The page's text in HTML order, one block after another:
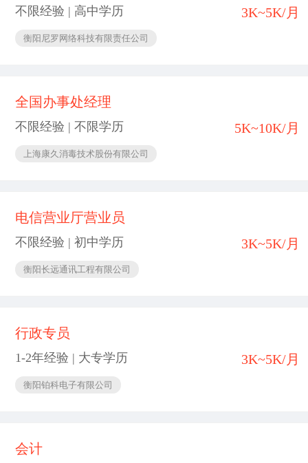
不限经验 | 高中学历
衡阳尼罗网络科技有限责任公司
3K~5K/月
全国办事处经理
不限经验 | 不限学历
上海康久消毒技术股份有限公司
5K~10K/月
电信营业厅营业员
不限经验 | 初中学历
衡阳长远通讯工程有限公司
3K~5K/月
行政专员
1-2年经验 | 大专学历
衡阳铂科电子有限公司
3K~5K/月
会计